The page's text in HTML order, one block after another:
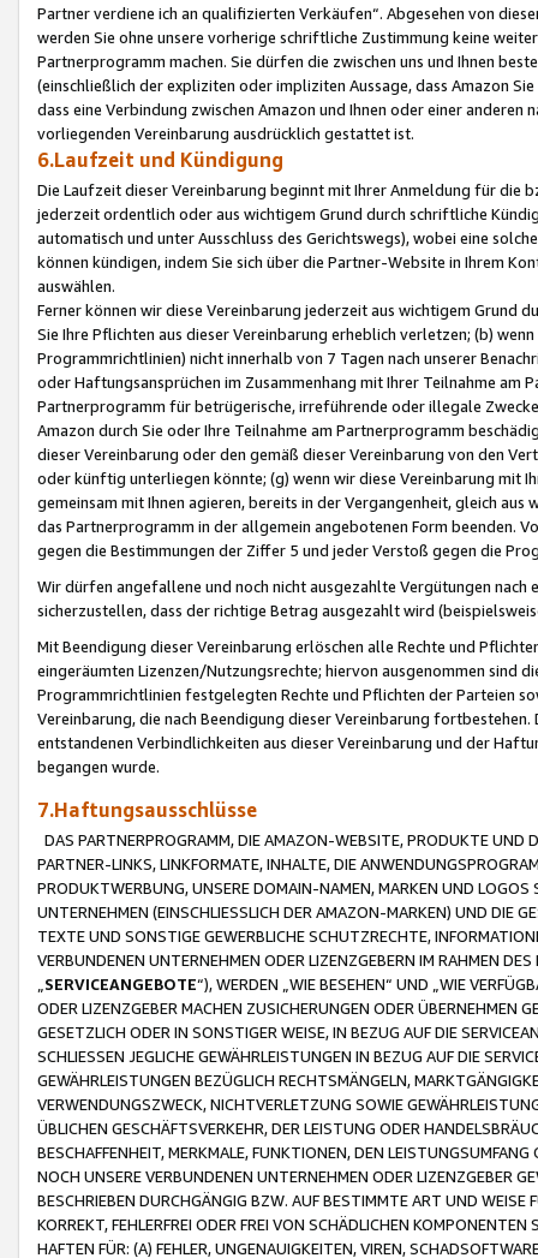
Partner verdiene ich an qualifizierten Verkäufen“. Abgesehen von
werden Sie ohne unsere vorherige schriftliche Zustimmung keine
Partnerprogramm machen. Sie dürfen die zwischen uns und Ihnen
(einschließlich der expliziten oder impliziten Aussage, dass Amazon
dass eine Verbindung zwischen Amazon und Ihnen oder einer
vorliegenden Vereinbarung ausdrücklich gestattet ist.
6.Laufzeit und Kündigung
Die Laufzeit dieser Vereinbarung beginnt mit Ihrer Anmeldung für die
jederzeit ordentlich oder aus wichtigem Grund durch schriftliche
automatisch und unter Ausschluss des Gerichtswegs), wobei eine
können kündigen, indem Sie sich über die Partner-Website in Ihrem
auswählen.
Ferner können wir diese Vereinbarung jederzeit aus wichtigem Grund
Sie Ihre Pflichten aus dieser Vereinbarung erheblich verletzen; (b)
Programmrichtlinien) nicht innerhalb von 7 Tagen nach unserer
oder Haftungsansprüchen im Zusammenhang mit Ihrer Teilnahme am
Partnerprogramm für betrügerische, irreführende oder illegale
Amazon durch Sie oder Ihre Teilnahme am Partnerprogramm
dieser Vereinbarung oder den gemäß dieser Vereinbarung von den
oder künftig unterliegen könnte; (g) wenn wir diese Vereinbarung mit
gemeinsam mit Ihnen agieren, bereits in der Vergangenheit, gleich
das Partnerprogramm in der allgemein angebotenen Form beenden.
gegen die Bestimmungen der Ziffer 5 und jeder Verstoß gegen die
Wir dürfen angefallene und noch nicht ausgezahlte Vergütungen
sicherzustellen, dass der richtige Betrag ausgezahlt wird
Mit Beendigung dieser Vereinbarung erlöschen alle Rechte und
eingeräumten Lizenzen/Nutzungsrechte; hiervon ausgenommen sind
Programmrichtlinien festgelegten Rechte und Pflichten der Parteien
Vereinbarung, die nach Beendigung dieser Vereinbarung
entstandenen Verbindlichkeiten aus dieser Vereinbarung und der
begangen wurde.
7.Haftungsausschlüsse
DAS PARTNERPROGRAMM, DIE AMAZON-WEBSITE, PRODUKTE UND
PARTNER-LINKS, LINKFORMATE, INHALTE, DIE
PRODUKTWERBUNG, UNSERE DOMAIN-NAMEN, MARKEN UND
UNTERNEHMEN (EINSCHLIESSLICH DER AMAZON-MARKEN) UND DIE
TEXTE UND SONSTIGE GEWERBLICHE SCHUTZRECHTE,
VERBUNDENEN UNTERNEHMEN ODER LIZENZGEBERN IM RAHMEN
SERVICEANGEBOTE“), WERDEN „WIE BESEHEN“ UND „WIE
ODER LIZENZGEBER MACHEN ZUSICHERUNGEN ODER ÜBERNEHMEN
GESETZLICH ODER IN SONSTIGER WEISE, IN BEZUG AUF DIE
SCHLIESSEN JEGLICHE GEWÄHRLEISTUNGEN IN BEZUG AUF DIE
GEWÄHRLEISTUNGEN BEZÜGLICH RECHTSMÄNGELN,
VERWENDUNGSZWECK, NICHTVERLETZUNG SOWIE
ÜBLICHEN GESCHÄFTSVERKEHR, DER LEISTUNG ODER
BESCHAFFENHEIT, MERKMALE, FUNKTIONEN, DEN
NOCH UNSERE VERBUNDENEN UNTERNEHMEN ODER LIZENZGEBER
BESCHRIEBEN DURCHGÄNGIG BZW. AUF BESTIMMTE ART UND
KORREKT, FEHLERFREI ODER FREI VON SCHÄDLICHEN
HAFTEN FÜR: (A) FEHLER, UNGENAUIGKEITEN, VIREN,